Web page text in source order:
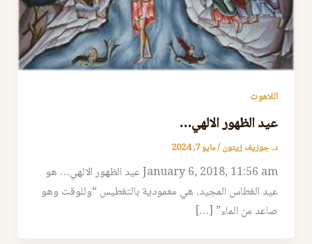
اللاهوت
عيد الظهور الالهي…
د. جوزيف زيتون/مايو 7, 2024
January 6, 2018, 11:56 am عيد الظهور الالهي… هو
عيد الغطاس المجيد، هي معمودية بالتغطيس “وللوقت وهو
صاعد من الماء” […]